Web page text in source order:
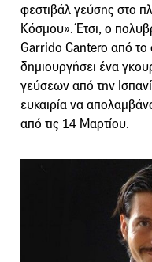
φεστιβάλ γεύσης στο
Κόσμου». Έτσι, ο
Garrido Cantero από
δημιουργήσει ένα
γεύσεων από την
ευκαιρία να
από τις 14 Μαρτίου.